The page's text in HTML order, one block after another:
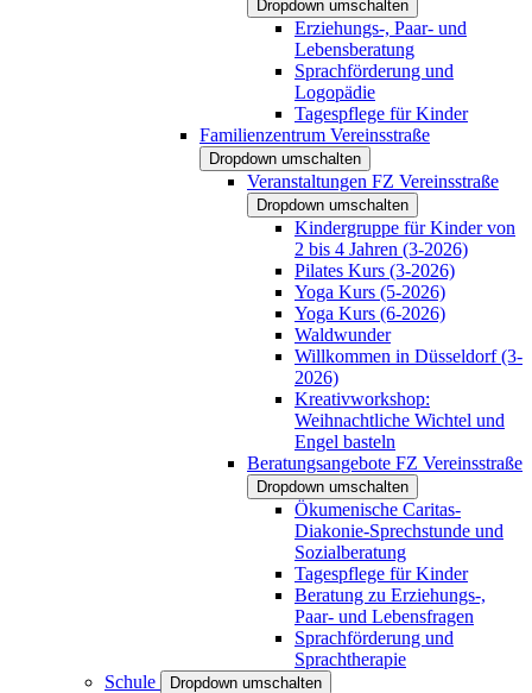
Dropdown umschalten
Erziehungs-, Paar- und
Lebensberatung
Sprachförderung und
Logopädie
Tagespflege für Kinder
Familienzentrum Vereinsstraße
Dropdown umschalten
Veranstaltungen FZ Vereinsstraße
Dropdown umschalten
Kindergruppe für Kinder von
2 bis 4 Jahren (3-2026)
Pilates Kurs (3-2026)
Yoga Kurs (5-2026)
Yoga Kurs (6-2026)
Waldwunder
Willkommen in Düsseldorf (3-
2026)
Kreativworkshop:
Weihnachtliche Wichtel und
Engel basteln
Beratungsangebote FZ Vereinsstraße
Dropdown umschalten
Ökumenische Caritas-
Diakonie-Sprechstunde und
Sozialberatung
Tagespflege für Kinder
Beratung zu Erziehungs-,
Paar- und Lebensfragen
Sprachförderung und
Sprachtherapie
Schule
Dropdown umschalten